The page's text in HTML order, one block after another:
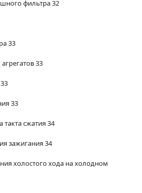
фильтра 32
33
33
33
сжатия 34
зажигания 34
холостого хода на холодном